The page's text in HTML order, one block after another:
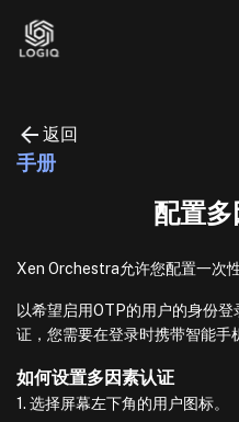
返回
手册
配置
Xen Orchestra允许您配置一次
以希望启用OTP的用户的身份
证，您需要在登录时携带智能手
如何设置多因素认证
1. 选择屏幕左下角的用户图标。